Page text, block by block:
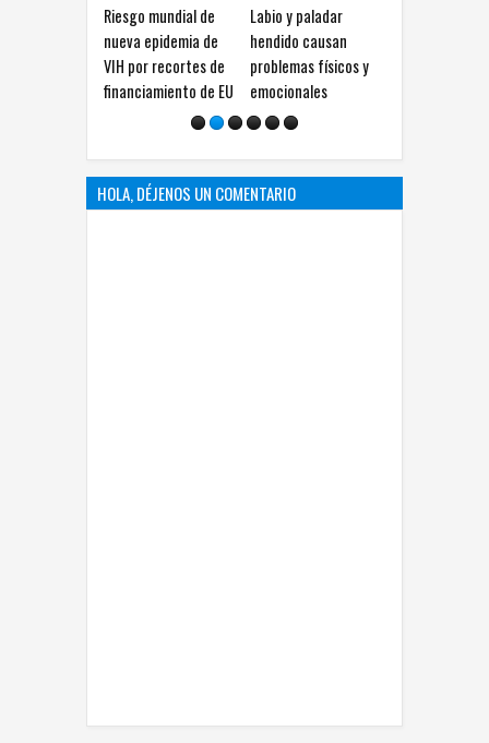
de EU
Labio y paladar
hendido causan
problemas físicos y
emocionales
México registra al
menos 7 mil 800
casos de ruptura
aneurismática
cerebral cada año
HOLA, DÉJENOS UN COMENTARIO